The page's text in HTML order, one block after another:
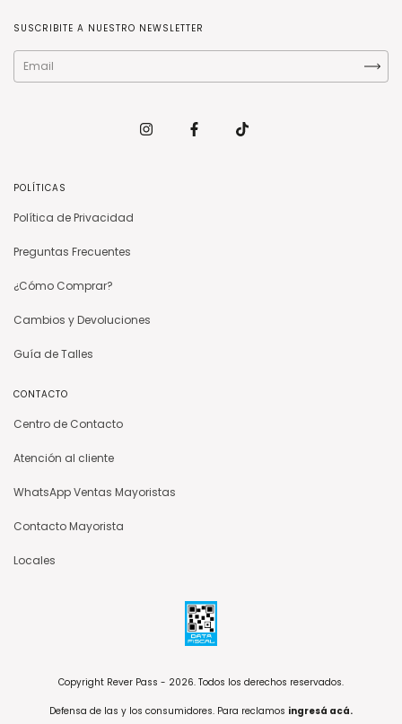
SUSCRIBITE A NUESTRO NEWSLETTER
POLÍTICAS
Política de Privacidad
Preguntas Frecuentes
¿Cómo Comprar?
Cambios y Devoluciones
Guía de Talles
CONTACTO
Centro de Contacto
Atención al cliente
WhatsApp Ventas Mayoristas
Contacto Mayorista
Locales
Copyright Rever Pass - 2026. Todos los derechos reservados.
Defensa de las y los consumidores. Para reclamos ingresá acá.